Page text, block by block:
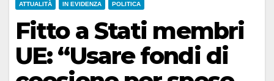
ATTUALITÀ IN EVIDENZA POLITICA
Fitto a Stati membri
UE: “Usare fondi di